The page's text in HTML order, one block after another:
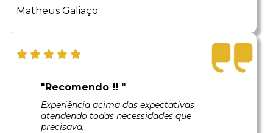
Matheus Galiaço
"Recomendo !! "
Experiência acima das expectativas
atendendo todas necessidades que
precisava.